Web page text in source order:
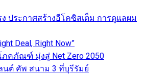
ประกาศสร้างอีโคซิสเต็ม การดูแลผม
Deal, Right Now”
ภคภัณฑ์ มุ่งสู่ Net Zero 2050
นต์ คัพ สนาม 3 ที่บุรีรัมย์